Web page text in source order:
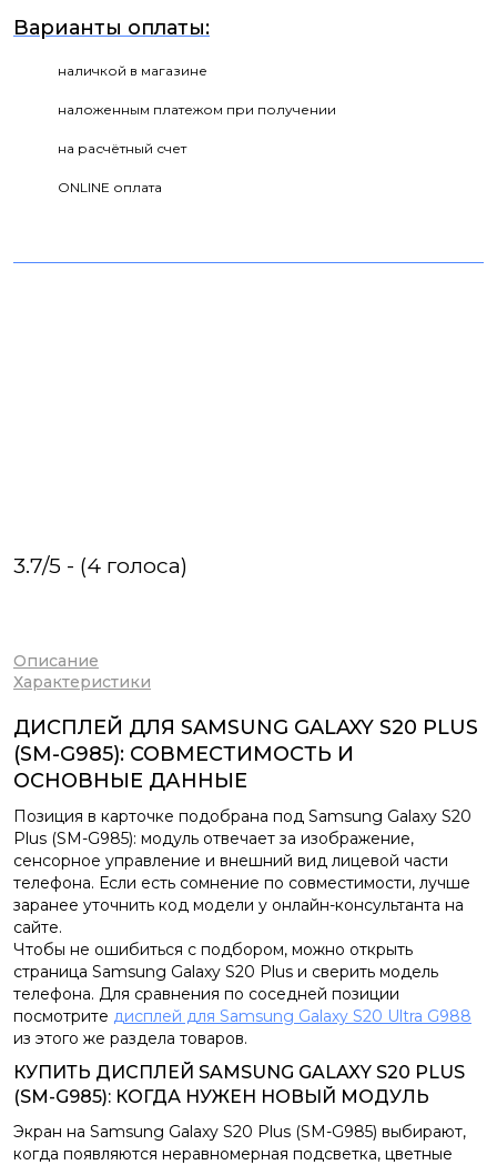
Варианты оплаты:
наличкой в магазине
наложенным платежом при получении
на расчётный счет
ONLINE оплата
3.7/5 - (4 голоса)
Описание
Характеристики
ДИСПЛЕЙ ДЛЯ SAMSUNG GALAXY S20 PLUS
(SM-G985): СОВМЕСТИМОСТЬ И
ОСНОВНЫЕ ДАННЫЕ
Позиция в карточке подобрана под Samsung Galaxy S20
Plus (SM-G985): модуль отвечает за изображение,
сенсорное управление и внешний вид лицевой части
телефона. Если есть сомнение по совместимости, лучше
заранее уточнить код модели у онлайн-консультанта на
сайте.
Чтобы не ошибиться с подбором, можно открыть
страница Samsung Galaxy S20 Plus и сверить модель
телефона. Для сравнения по соседней позиции
посмотрите дисплей для Samsung Galaxy S20 Ultra G988
из этого же раздела товаров.
КУПИТЬ ДИСПЛЕЙ SAMSUNG GALAXY S20 PLUS
(SM-G985): КОГДА НУЖЕН НОВЫЙ МОДУЛЬ
Экран на Samsung Galaxy S20 Plus (SM-G985) выбирают,
когда появляются неравномерная подсветка, цветные